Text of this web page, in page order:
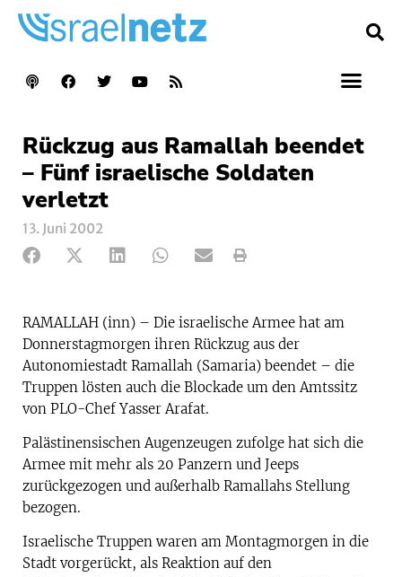
Rückzug aus Ramallah beendet
– Fünf israelische Soldaten
verletzt
13. Juni 2002
RAMALLAH (inn) – Die israelische Armee hat am
Donnerstagmorgen ihren Rückzug aus der
Autonomiestadt Ramallah (Samaria) beendet – die
Truppen lösten auch die Blockade um den Amtssitz
von PLO-Chef Yasser Arafat.
Palästinensischen Augenzeugen zufolge hat sich die
Armee mit mehr als 20 Panzern und Jeeps
zurückgezogen und außerhalb Ramallahs Stellung
bezogen.
Israelische Truppen waren am Montagmorgen in die
Stadt vorgerückt, als Reaktion auf den